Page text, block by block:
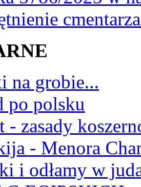
na grobie...
po polsku
- zasady
- Menora
i odłamy w